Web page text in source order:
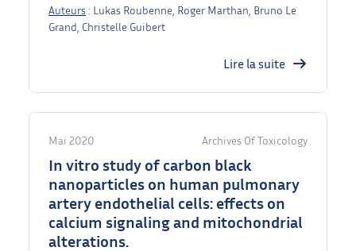
Auteurs : Lukas Roubenne, Roger Marthan, Bruno Le
Grand, Christelle Guibert
Lire la suite
Mai 2020 Archives Of Toxicology
In vitro study of carbon black
nanoparticles on human pulmonary
artery endothelial cells: effects on
calcium signaling and mitochondrial
alterations.